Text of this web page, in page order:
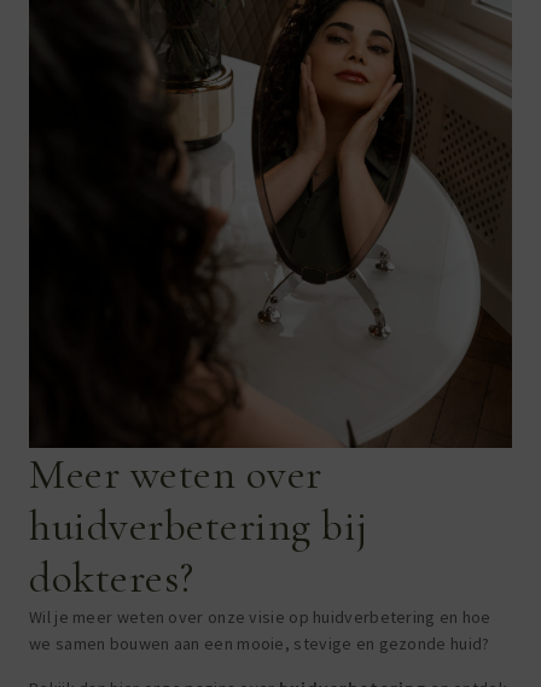
Meer weten over
huidverbetering bij
dokteres?
Wil je meer weten over onze visie op huidverbetering en hoe
we samen bouwen aan een mooie, stevige en gezonde huid?